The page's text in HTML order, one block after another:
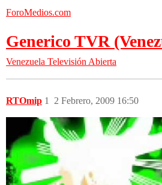
ForoMedios.com
Generico TVR
Venezuela Televisión Abierta
RTOmip 2 Febrero, 2009 16:50
1